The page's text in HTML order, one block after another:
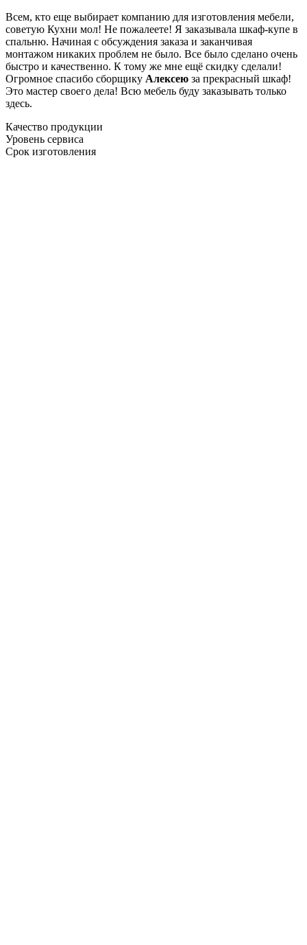
Всем, кто еще выбирает компанию для изготовления мебели,
советую Кухни мол! Не пожалеете! Я заказывала шкаф-купе в
спальню. Начиная с обсуждения заказа и заканчивая
монтажом никаких проблем не было. Все было сделано очень
быстро и качественно. К тому же мне ещё скидку сделали!
Огромное спасибо сборщику Алексею за прекрасный шкаф!
Это мастер своего дела! Всю мебель буду заказывать только
здесь.
Качество продукции
Уровень сервиса
Срок изготовления